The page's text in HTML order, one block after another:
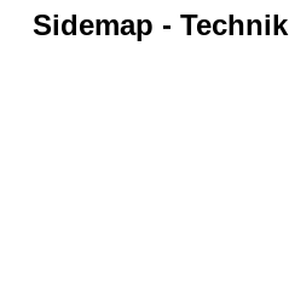
Sidemap - Technik